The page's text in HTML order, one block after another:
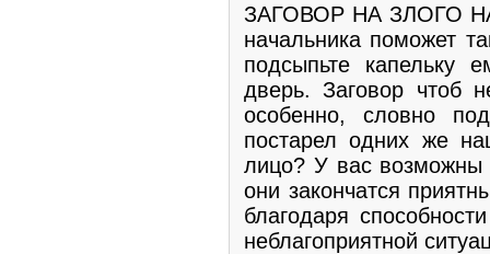
ЗАГОВОР НА ЗЛОГО
начальника поможет
подсыпьте капельку
дверь. Заговор чтоб
особенно, словно
постарел одних же
лицо? У вас возможны
они закончатся
благодаря
неблагоприятной